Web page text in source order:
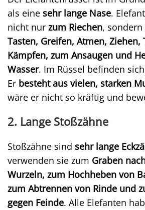
als eine sehr lange Nase.
nicht nur zum Riechen, sondern
Tasten, Greifen, Atmen, Ziehen,
Kämpfen, zum Ansaugen und
Wasser. Im Rüssel befinden
Er besteht aus vielen, starken
wäre er nicht so kräftig und
2. Lange Stoßzähne
Stoßzähne sind sehr lange
verwenden sie zum Graben
Wurzeln, zum Hochheben von
zum Abtrennen von Rinde und
gegen Feinde. Alle Elefanten